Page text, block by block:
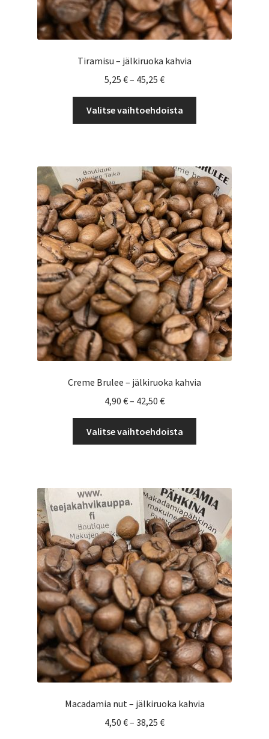
Tiramisu – jälkiruoka kahvia
5,25 €– 45,25 €Hintaluokka:
-
45,25 €
Valitse vaihtoehdoista
Voit
tehdä
valinnat
tuotteen
sivulla.
Creme Brulee – jälkiruoka kahvia
4,90 €– 42,50 €Hintaluokka:
-
42,50 €
Valitse vaihtoehdoista
Voit
tehdä
valinnat
tuotteen
sivulla.
Macadamia nut – jälkiruoka kahvia
4,50 €– 38,25 €Hintaluokka: